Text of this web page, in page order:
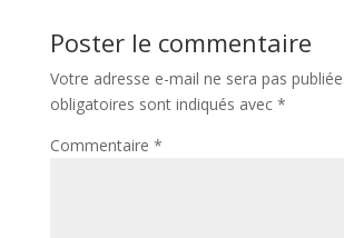
Poster le commentaire
Votre adresse e-mail ne sera pas publiée.
obligatoires sont indiqués avec *
Commentaire *